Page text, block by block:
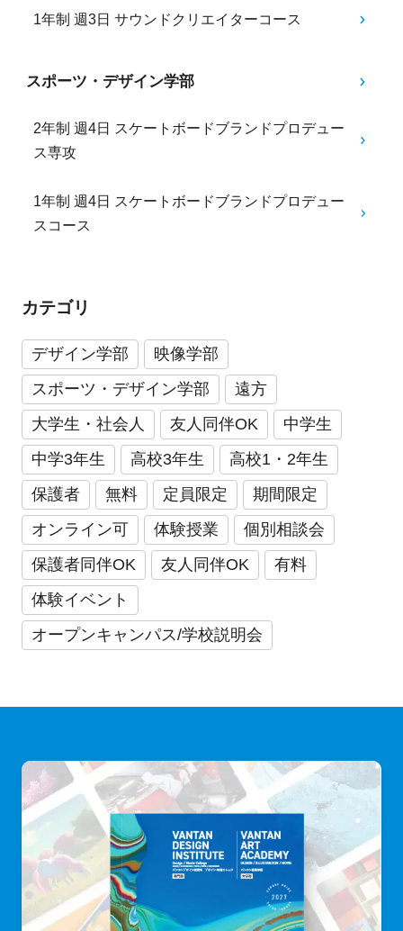
1年制 週3日 サウンドクリエイターコース
スポーツ・デザイン学部
2年制 週4日 スケートボードブランドプロデュー
ス専攻
1年制 週4日 スケートボードブランドプロデュー
スコース
カテゴリ
デザイン学部
映像学部
スポーツ・デザイン学部
遠方
大学生・社会人
友人同伴OK
中学生
中学3年生
高校3年生
高校1・2年生
保護者
無料 定員限定
期間限定
オンライン可
体験授業
個別相談会
保護者同伴OK
友人同伴OK
有料
体験イベント
オープンキャンパス/学校説明会